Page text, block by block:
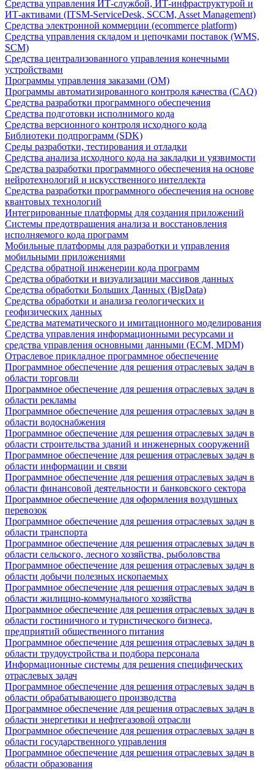
Средства управления ИТ-службой, ИТ-инфраструктурой и
ИТ-активами (ITSM-ServiceDesk, SCCM, Asset Management)
Средства электронной коммерции (ecommerce platform)
Средства управления складом и цепочками поставок (WMS,
SCM)
Средства централизованного управления конечными
устройствами
Программы управления заказами (OM)
Программы автоматизированного контроля качества (CAQ)
Средства разработки программного обеспечения
Средства подготовки исполнимого кода
Средства версионного контроля исходного кода
Библиотеки подпрограмм (SDK)
Среды разработки, тестирования и отладки
Средства анализа исходного кода на закладки и уязвимости
Средства разработки программного обеспечения на основе
нейротехнологий и искусственного интеллекта
Средства разработки программного обеспечения на основе
квантовых технологий
Интегрированные платформы для создания приложений
Системы предотвращения анализа и восстановления
исполняемого кода программ
Мобильные платформы для разработки и управления
мобильными приложениями
Средства обратной инженерии кода программ
Средства обработки и визуализации массивов данных
Средства обработки Больших Данных (BigData)
Средства обработки и анализа геологических и
геофизических данных
Средства математического и имитационного моделирования
Средства управления информационными ресурсами и
средства управления основными данными (ECM, MDM)
Отраслевое прикладное программное обеспечение
Программное обеспечение для решения отраслевых задач в
области торговли
Программное обеспечение для решения отраслевых задач в
области рекламы
Программное обеспечение для решения отраслевых задач в
области водоснабжения
Программное обеспечение для решения отраслевых задач в
области строительства зданий и инженерных сооружений
Программное обеспечение для решения отраслевых задач в
области информации и связи
Программное обеспечение для решения отраслевых задач в
области финансовой деятельности и банковского сектора
Программное обеспечение для оформления воздушных
перевозок
Программное обеспечение для решения отраслевых задач в
области транспорта
Программное обеспечение для решения отраслевых задач в
области сельского, лесного хозяйства, рыболовства
Программное обеспечение для решения отраслевых задач в
области добычи полезных ископаемых
Программное обеспечение для решения отраслевых задач в
области жилищно-коммунального хозяйства
Программное обеспечение для решения отраслевых задач в
области гостиничного и туристического бизнеса,
предприятий общественного питания
Программное обеспечение для решения отраслевых задач в
области трудоустройства и подбора персонала
Информационные системы для решения специфических
отраслевых задач
Программное обеспечение для решения отраслевых задач в
области обрабатывающего производства
Программное обеспечение для решения отраслевых задач в
области энергетики и нефтегазовой отрасли
Программное обеспечение для решения отраслевых задач в
области государственного управления
Программное обеспечение для решения отраслевых задач в
области образования